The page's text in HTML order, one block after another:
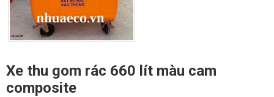
Xe thu gom rác 660 lít màu cam
composite